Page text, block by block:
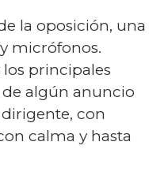
la oposición, una
micrófonos.
principales
algún anuncio
con
calma y hasta